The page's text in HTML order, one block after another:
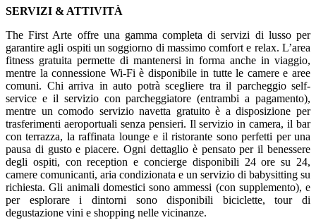
SERVIZI & ATTIVITÀ
The First Arte offre una gamma completa di servizi di lusso per
garantire agli ospiti un soggiorno di massimo comfort e relax. L’area
fitness gratuita permette di mantenersi in forma anche in viaggio,
mentre la connessione Wi-Fi è disponibile in tutte le camere e aree
comuni. Chi arriva in auto potrà scegliere tra il parcheggio self-
service e il servizio con parcheggiatore (entrambi a pagamento),
mentre un comodo servizio navetta gratuito è a disposizione per
trasferimenti aeroportuali senza pensieri. Il servizio in camera, il bar
con terrazza, la raffinata lounge e il ristorante sono perfetti per una
pausa di gusto e piacere. Ogni dettaglio è pensato per il benessere
degli ospiti, con reception e concierge disponibili 24 ore su 24,
camere comunicanti, aria condizionata e un servizio di babysitting su
richiesta. Gli animali domestici sono ammessi (con supplemento), e
per esplorare i dintorni sono disponibili biciclette, tour di
degustazione vini e shopping nelle vicinanze.